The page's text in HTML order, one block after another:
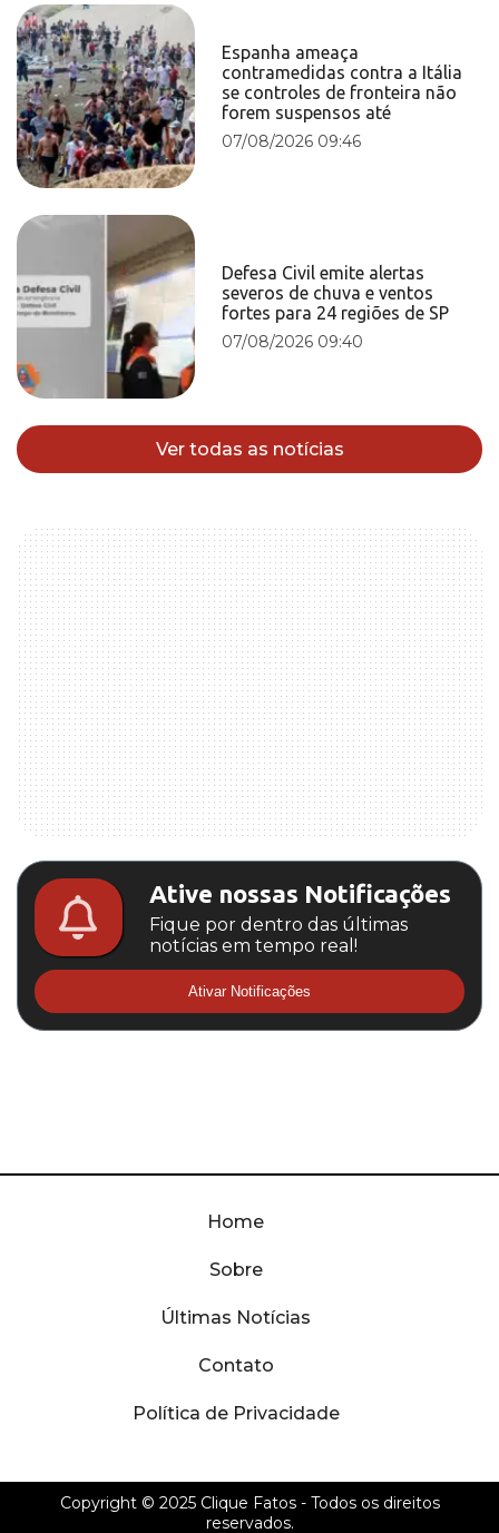
Espanha ameaça
contramedidas contra a Itália
se controles de fronteira não
forem suspensos até
07/08/2026 09:46
Defesa Civil emite alertas
severos de chuva e ventos
fortes para 24 regiões de SP
07/08/2026 09:40
Ver todas as notícias
Ative nossas Notificações
Fique por dentro das últimas
notícias em tempo real!
Ativar Notificações
Home
Sobre
Últimas Notícias
Contato
Política de Privacidade
Copyright © 2025 Clique Fatos- Todos os direitos
reservados.